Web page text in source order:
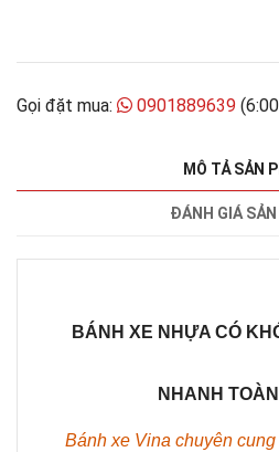
Gọi đặt mua: 0901889639
MÔ TẢ SẢN
ĐÁNH GIÁ SẢN
BÁNH XE NHỰA CÓ
NHANH
Bánh xe Vina chuyên